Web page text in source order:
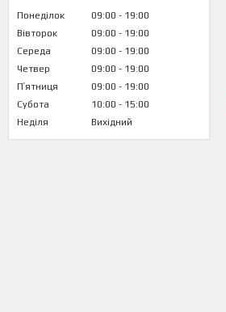
Понеділок 09:00
19:00
Вівторок
09:00
19:00
Середа
09:00
19:00
Четвер
09:00
19:00
Пʼятниця
09:00
19:00
Субота
10:00
15:00
Неділя
Вихідний